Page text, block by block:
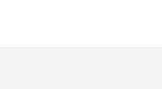
المحتوى